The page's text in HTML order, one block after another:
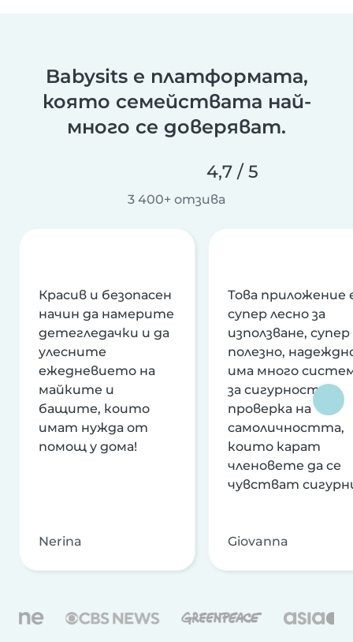
Babysits е платформата,
която семействата най-
много се доверяват.
4,7 / 5
3 400+ отзива
Красив и безопасен
начин да намерите
детегледачки и да
улесните
ежедневието на
майките и
бащите, които
имат нужда от
помощ у дома!
Nerina
Това приложение
супер лесно за
използване, супер
полезно,
има много
за сигурност и
проверка на
самоличността,
които карат
членовете да се
чувстват
Giovanna